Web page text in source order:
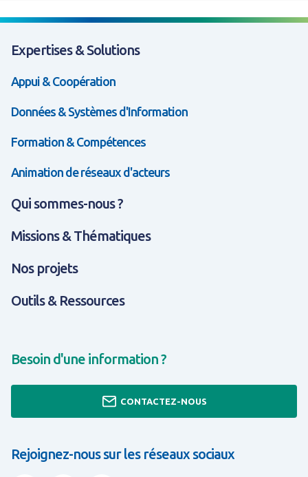
Expertises & Solutions
Appui & Coopération
Données & Systèmes d'Information
Formation & Compétences
Animation de réseaux d'acteurs
Qui sommes-nous ?
Missions & Thématiques
Nos projets
Outils & Ressources
Besoin d'une information ?
CONTACTEZ-NOUS
Rejoignez-nous sur les réseaux sociaux